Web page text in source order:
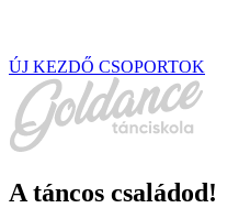
ÚJ KEZDŐ CSOPORTOK
A táncos családod!